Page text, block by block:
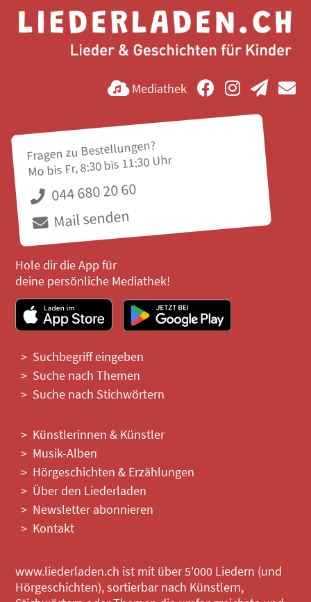
Mediathek
Fragen zu Bestellungen?
Mo bis Fr, 8:30 bis 11:30 Uhr
044 680 20 60
Mail senden
Hole dir die App für
deine persönliche Mediathek!
Suchbegriff eingeben
Suche nach Themen
Suche nach Stichwörtern
Künstlerinnen & Künstler
Musik-Alben
Hörgeschichten & Erzählungen
Über den Liederladen
Newsletter abonnieren
Kontakt
www.liederladen.ch ist mit über 5'000 Liedern (und
Hörgeschichten), sortierbar nach Künstlern,